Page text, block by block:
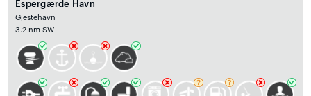
Espergærde Havn
Gjestehavn
3.2 nm SW